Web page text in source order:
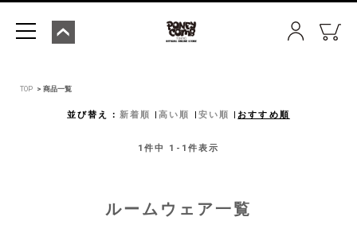
TOP 商品一覧
並び替え 新着順 高い順 安い順 おすすめ順
1件中 1 - 1 件表示
ルームウェア一覧